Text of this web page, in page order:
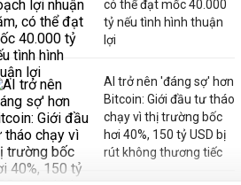
có thể đạt mốc 40.000
tỷ nếu tình hình thuận
lợi
AI trở nên 'đáng sợ' hơn
Bitcoin: Giới đầu tư tháo
chạy vì thị trường bốc
hơi 40%, 150 tỷ USD bị
rút không thương tiếc